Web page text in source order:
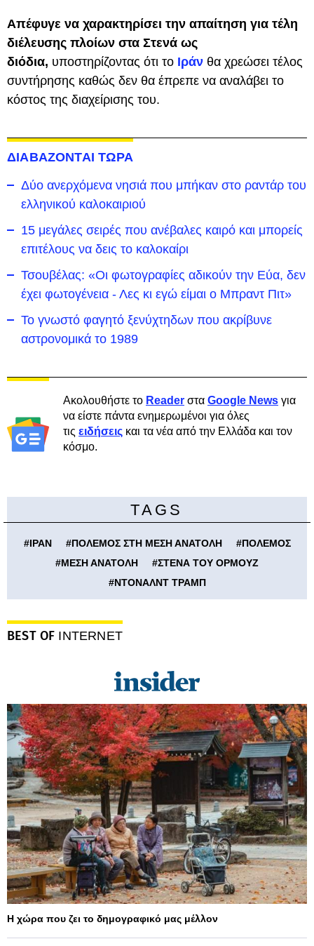
Απέφυγε να χαρακτηρίσει την απαίτηση για τέλη
διέλευσης πλοίων στα Στενά ως
διόδια, υποστηρίζοντας ότι το Ιράν θα χρεώσει τέλος
συντήρησης καθώς δεν θα έπρεπε να αναλάβει το
κόστος της διαχείρισης του.
ΔΙΑΒΑΖΟΝΤΑΙ ΤΩΡΑ
Δύο ανερχόμενα νησιά που μπήκαν στο ραντάρ του
ελληνικού καλοκαιριού
15 μεγάλες σειρές που ανέβαλες καιρό και μπορείς
επιτέλους να δεις το καλοκαίρι
Τσουβέλας: «Οι φωτογραφίες αδικούν την Εύα, δεν
έχει φωτογένεια - Λες κι εγώ είμαι ο Μπραντ Πιτ»
Το γνωστό φαγητό ξενύχτηδων που ακρίβυνε
αστρονομικά το 1989
Ακολουθήστε το Reader στα Google News για
να είστε πάντα ενημερωμένοι για όλες
τις ειδήσεις και τα νέα από την Ελλάδα και τον
κόσμο.
TAGS
#ΙΡΑΝ #ΠΟΛΕΜΟΣ ΣΤΗ ΜΕΣΗ ΑΝΑΤΟΛΗ #ΠΟΛΕΜΟΣ
#ΜΕΣΗ ΑΝΑΤΟΛΗ #ΣΤΕΝΑ ΤΟΥ ΟΡΜΟΥΖ
#ΝΤΟΝΑΛΝΤ ΤΡΑΜΠ
BEST OF INTERNET
Η χώρα που ζει το δημογραφικό μας μέλλον